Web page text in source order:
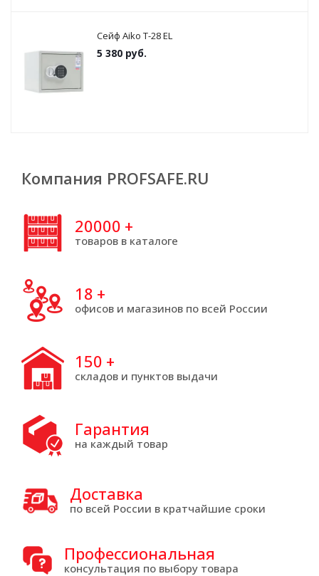
Сейф Aiko T-28 EL
5 380 руб.
Компания PROFSAFE.RU
20000 +
товаров в каталоге
18 +
офисов и магазинов по всей России
150 +
складов и пунктов выдачи
Гарантия
на каждый товар
Доставка
по всей России в кратчайшие сроки
Профессиональная
консультация по выбору товара